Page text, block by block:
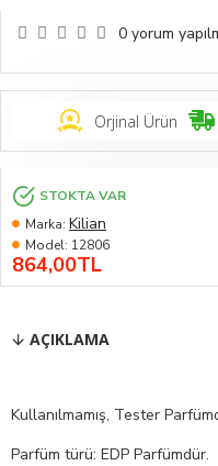
Orjinal Ürün
0 yorum
864,00TL
STOKTA VAR
Marka: Kilian
Model: 12806
AÇIKLAMA
Kullanılmamış, Tester
Parfüm türü: EDP Parfümdür.